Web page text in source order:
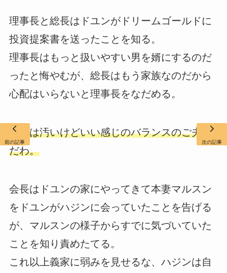
理事長と総長はドユンがドリームゴールドに
投資提案書を送ったことを知る。
理事長はもっと扱いやすい男を婿にするのだ
ったと悔やむが、総長はもう家族なのだから
心配はいらないと理事長をなだめる。
金には汚いけどいい感じのバランスのご夫婦
だわ。
会長はドユンの家にやってきて本妻マルスン
をドユンがハジンに会っていたことを告げる
が、マルスンの様子からすでに気づいていた
ことを知り責めたてる。
これ以上義家に弱みを見せるな、ハジンは自
前の記事 次の記事